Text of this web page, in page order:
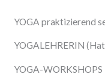
YOGA praktizierend
YOGALEHRERIN
YOGA-WORKSHOPS